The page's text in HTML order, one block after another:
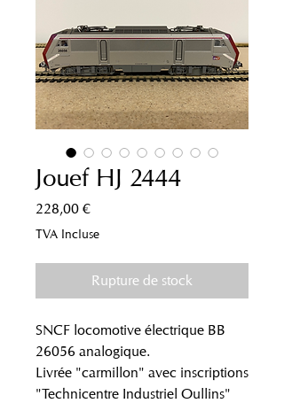
Jouef HJ 2444
228,00 €Prix
TVA Incluse
Rupture de stock
SNCF locomotive électrique BB
26056 analogique.
Livrée "carmillon" avec inscriptions
"Technicentre Industriel Oullins"